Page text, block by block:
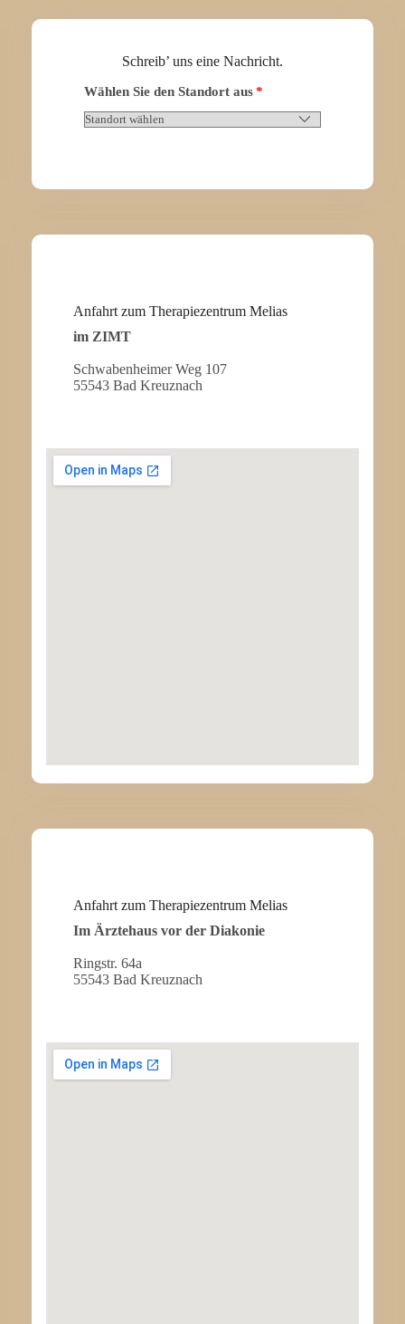
Schreib’ uns eine Nachricht.
Wählen Sie den Standort aus
Anfahrt zum Therapiezentrum Melias
im ZIMT
Schwabenheimer Weg 107
55543 Bad Kreuznach
Anfahrt zum Therapiezentrum Melias
Im Ärztehaus vor der Diakonie
Ringstr. 64a
55543 Bad Kreuznach